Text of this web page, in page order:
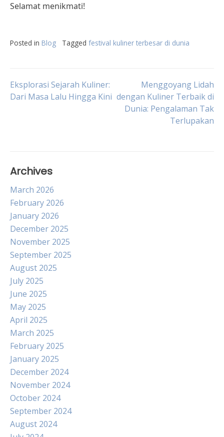
Selamat menikmati!
Posted in Blog Tagged festival kuliner terbesar di dunia
Post
Eksplorasi Sejarah Kuliner:
Dari Masa Lalu Hingga Kini
Menggoyang Lidah
dengan Kuliner Terbaik di
Dunia: Pengalaman Tak
Terlupakan
Archives
March 2026
February 2026
January 2026
December 2025
November 2025
September 2025
August 2025
July 2025
June 2025
May 2025
April 2025
March 2025
February 2025
January 2025
December 2024
November 2024
October 2024
September 2024
August 2024